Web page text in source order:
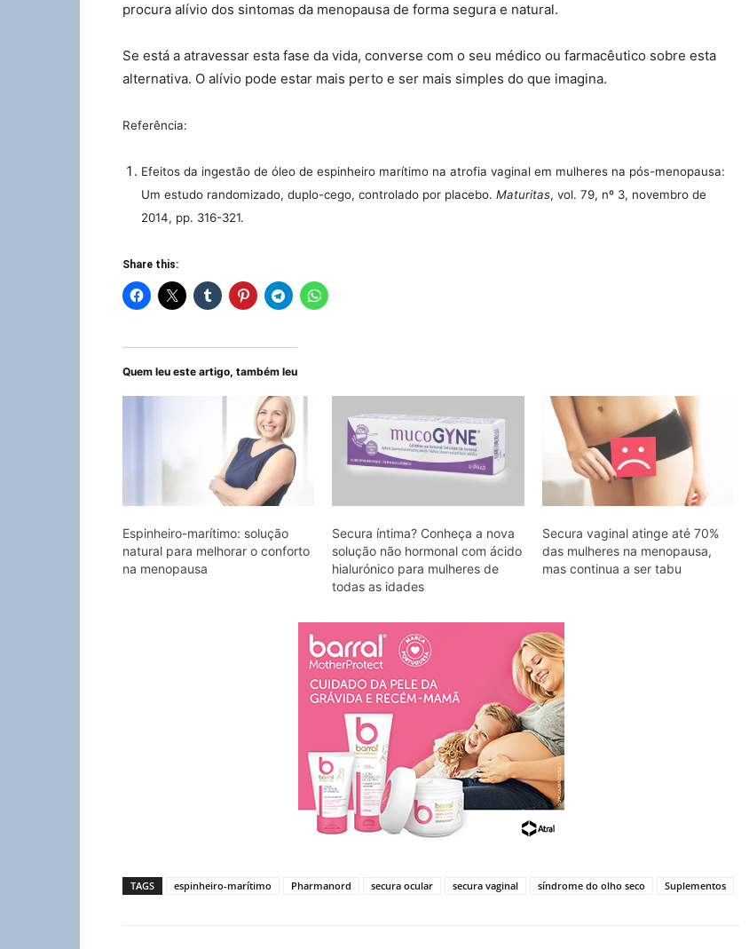
procura alívio dos sintomas da menopausa de forma segura e natural.
Se está a atravessar esta fase da vida, converse com o seu médico ou farmacêutico sobre esta
alternativa. O alívio pode estar mais perto e ser mais simples do que imagina.
Referência:
Efeitos da ingestão de óleo de espinheiro marítimo na atrofia vaginal em mulheres na pós-menopausa:
Um estudo randomizado, duplo-cego, controlado por placebo. Maturitas, vol. 79, nº 3, novembro de
2014, pp. 316-321.
Share this:
Quem leu este artigo, também leu
Espinheiro-marítimo: solução
natural para melhorar o conforto
na menopausa
Secura íntima? Conheça a nova
solução não hormonal com ácido
hialurónico para mulheres de
todas as idades
Secura vaginal atinge até 70%
das mulheres na menopausa,
mas continua a ser tabu
TAGS espinheiro-marítimo Pharmanord secura ocular secura vaginal síndrome do olho seco Suplementos